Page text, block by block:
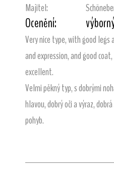
Majitel:
Ocenění: výborný
Very nice type, with good
and expression, and good
excellent.
Velmi pěkný typ, s dobrými
hlavou, dobrý oči a výraz,
pohyb.